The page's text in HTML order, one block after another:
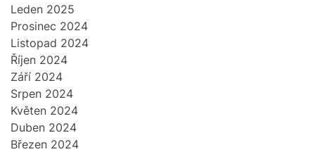
Leden 2025
Prosinec 2024
Listopad 2024
Říjen 2024
Září 2024
Srpen 2024
Květen 2024
Duben 2024
Březen 2024